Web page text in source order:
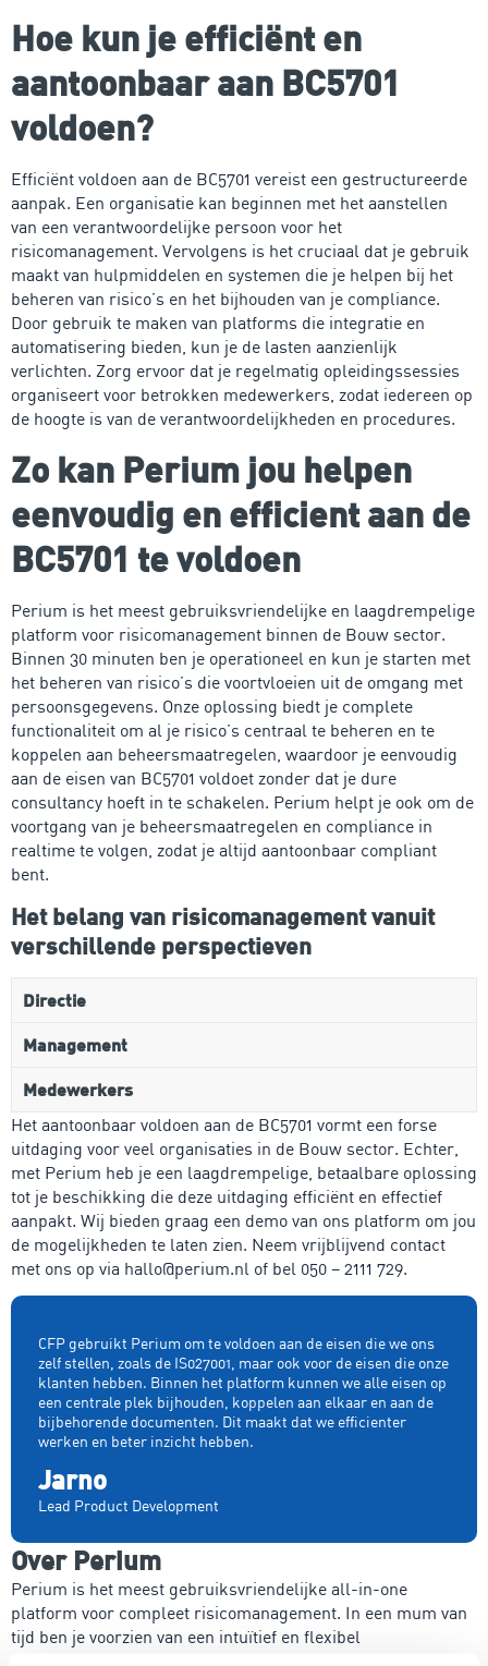
Hoe kun je efficiënt en
aantoonbaar aan BC5701
voldoen?
Efficiënt voldoen aan de BC5701 vereist een gestructureerde
aanpak. Een organisatie kan beginnen met het aanstellen
van een verantwoordelijke persoon voor het
risicomanagement. Vervolgens is het cruciaal dat je gebruik
maakt van hulpmiddelen en systemen die je helpen bij het
beheren van risico’s en het bijhouden van je compliance.
Door gebruik te maken van platforms die integratie en
automatisering bieden, kun je de lasten aanzienlijk
verlichten. Zorg ervoor dat je regelmatig opleidingssessies
organiseert voor betrokken medewerkers, zodat iedereen op
de hoogte is van de verantwoordelijkheden en procedures.
Zo kan Perium jou helpen
eenvoudig en efficient aan de
BC5701 te voldoen
Perium is het meest gebruiksvriendelijke en laagdrempelige
platform voor risicomanagement binnen de Bouw sector.
Binnen 30 minuten ben je operationeel en kun je starten met
het beheren van risico’s die voortvloeien uit de omgang met
persoonsgegevens. Onze oplossing biedt je complete
functionaliteit om al je risico’s centraal te beheren en te
koppelen aan beheersmaatregelen, waardoor je eenvoudig
aan de eisen van BC5701 voldoet zonder dat je dure
consultancy hoeft in te schakelen. Perium helpt je ook om de
voortgang van je beheersmaatregelen en compliance in
realtime te volgen, zodat je altijd aantoonbaar compliant
bent.
Het belang van risicomanagement vanuit
verschillende perspectieven
Directie
Management
Medewerkers
Het aantoonbaar voldoen aan de BC5701 vormt een forse
uitdaging voor veel organisaties in de Bouw sector. Echter,
met Perium heb je een laagdrempelige, betaalbare oplossing
tot je beschikking die deze uitdaging efficiënt en effectief
aanpakt. Wij bieden graag een demo van ons platform om jou
de mogelijkheden te laten zien. Neem vrijblijvend contact
met ons op via hallo@perium.nl of bel 050 – 2111 729.
CFP gebruikt Perium om te voldoen aan de eisen die we ons
zelf stellen, zoals de IS027001, maar ook voor de eisen die onze
klanten hebben. Binnen het platform kunnen we alle eisen op
een centrale plek bijhouden, koppelen aan elkaar en aan de
bijbehorende documenten. Dit maakt dat we efficienter
werken en beter inzicht hebben.
Jarno
Lead Product Development
Over Perium
Perium is het meest gebruiksvriendelijke all-in-one
platform voor compleet risicomanagement. In een mum van
tijd ben je voorzien van een intuïtief en flexibel